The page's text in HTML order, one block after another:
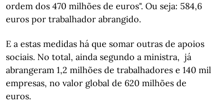
ordem dos 470 milhões de euros". Ou seja: 584,6
euros por trabalhador abrangido.
E a estas medidas há que somar outras de apoios
sociais. No total, ainda segundo a ministra, ​​​ já
abrangeram 1,2 milhões de trabalhadores e 140 mil
empresas, no valor global de 620 milhões de
euros.